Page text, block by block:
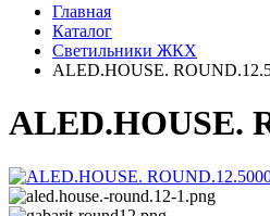
Главная
Каталог
Cветильники ЖКХ
ALED.HOUSE.
ALED.HOUSE.